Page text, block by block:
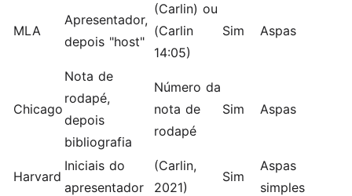
MLA
Apresentador,
depois "host"
(Carlin) ou
(Carlin
14:05)
Sim Aspas
Chicago
Nota de
rodapé,
depois
bibliografia
Número da
nota de
rodapé
Sim Aspas
Harvard
Iniciais do
apresentador
(Carlin,
2021)
Sim
Aspas
simples